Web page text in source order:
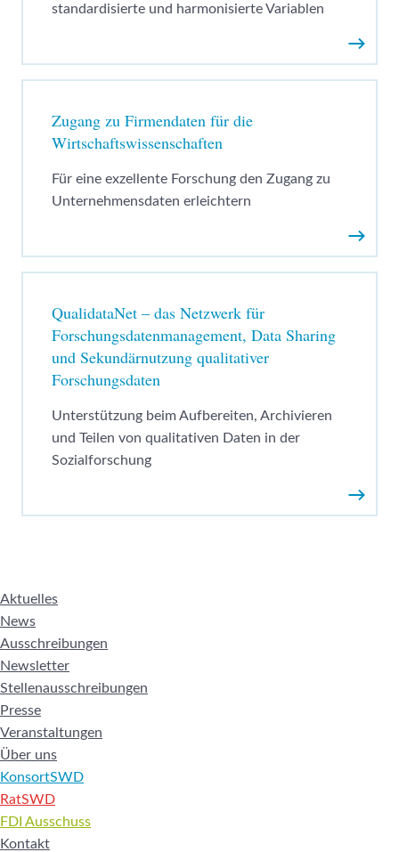
standardisierte und harmonisierte Variablen
Zugang zu Firmendaten für die
Wirtschaftswissenschaften
Für eine exzellente Forschung den Zugang zu
Unternehmensdaten erleichtern
QualidataNet – das Netzwerk für
Forschungsdatenmanagement, Data Sharing
und Sekundärnutzung qualitativer
Forschungsdaten
Unterstützung beim Aufbereiten, Archivieren
und Teilen von qualitativen Daten in der
Sozialforschung
Aktuelles
News
Ausschreibungen
Newsletter
Stellenausschreibungen
Presse
Veranstaltungen
Über uns
KonsortSWD
RatSWD
FDI Ausschuss
Kontakt